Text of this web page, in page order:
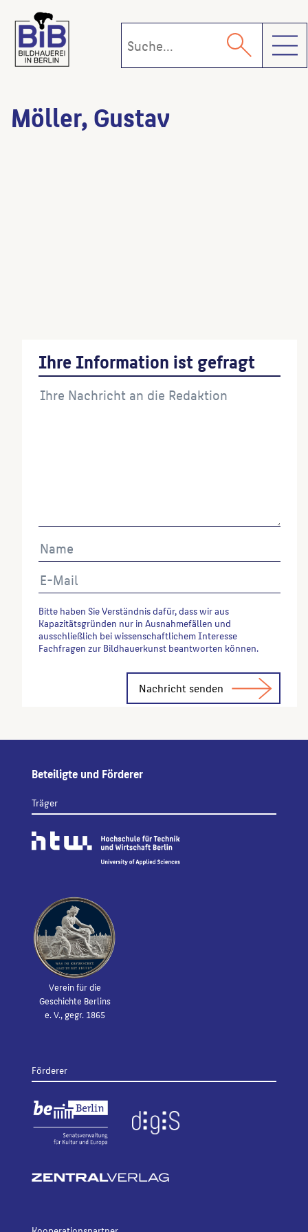
Möller, Gustav
Ihre Information ist gefragt
Bitte haben Sie Verständnis dafür, dass wir aus
Kapazitätsgründen nur in Ausnahmefällen und
ausschließlich bei wissenschaftlichem Interesse
Fachfragen zur Bildhauerkunst beantworten können.
Beteiligte und Förderer
Träger
Verein für die
Geschichte Berlins
e. V., gegr. 1865
Förderer